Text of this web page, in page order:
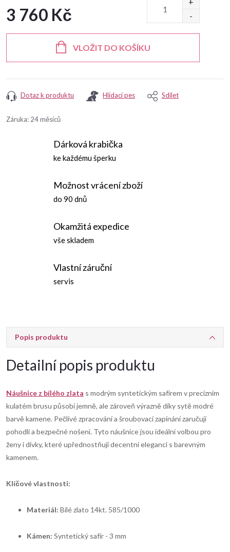
3 760 Kč
VLOŽIT DO KOŠÍKU
Dotaz k produktu Hlídací pes Sdílet
Záruka: 24 měsíců
Dárková krabička
ke každému šperku
Možnost vrácení zboží
do 90 dnů
Okamžitá expedice
vše skladem
Vlastní záruční
servis
Popis produktu
Detailní popis produktu
Náušnice z bílého zlata s modrým syntetickým safírem v precizním
kulatém brusu působí jemně, ale zároveň výrazně díky sytě modré
barvě kamene. Pečlivé zpracování a šroubovací zapínání zaručují
pohodlí a bezpečné nošení. Tyto náušnice jsou ideální volbou pro
ženy i dívky, které upřednostňují decentní eleganci s barevným
kamenem.
Klíčové vlastnosti:
Materiál: Bílé zlato 14kt. 585/1000
Kámen: Syntetický safír - 3 mm